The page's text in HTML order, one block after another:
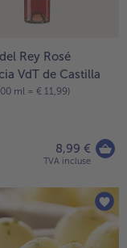
Rey Rosé
VdT de Castilla
ml = € 11,99)
8,99 €
TVA incluse